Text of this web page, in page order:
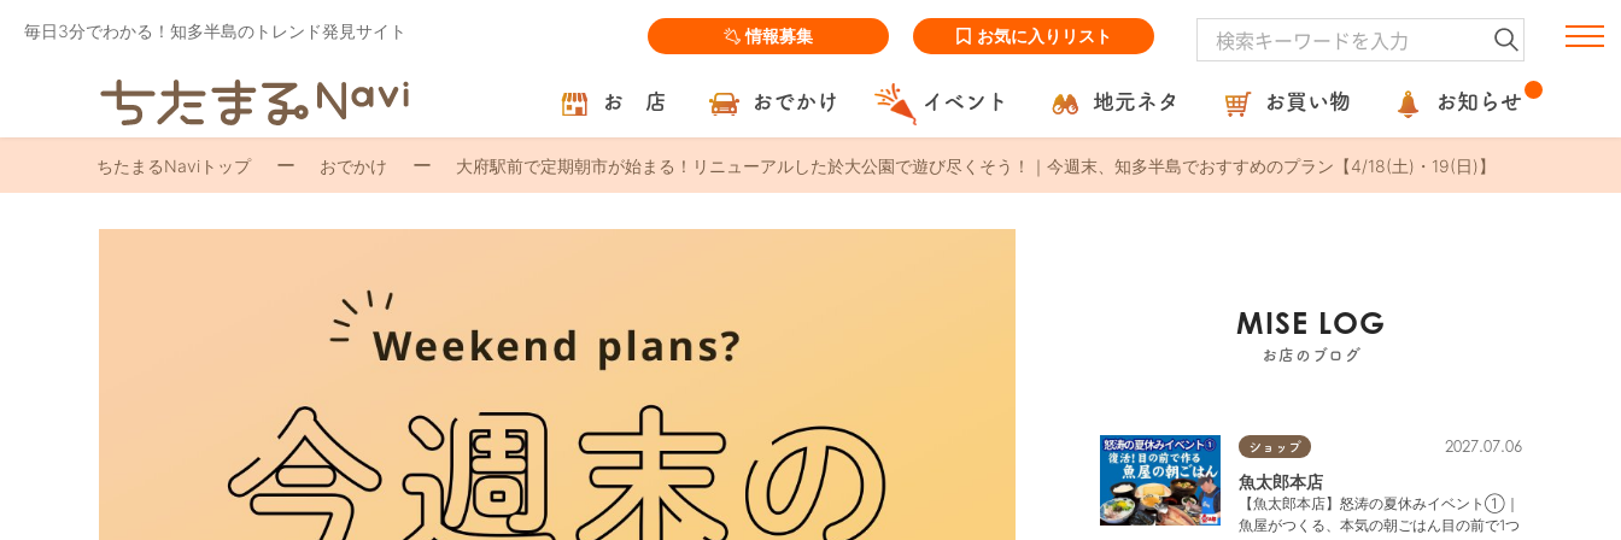
毎日3分でわかる！知多半島のトレンド発見サイト 情報募集 お気に入りリスト
お 店 おでかけ イベント 地元ネタ お買い物 お知らせ
ちたまるNaviトップ おでかけ 大府駅前で定期朝市が始まる！リニューアルした於大公園で遊び尽くそう！｜今週末、知多半島でおすすめのプラン【4/18(土)・19(日)】
MISE LOG
お店のブログ
ショップ 2027.07.06
魚太郎本店
【魚太郎本店】怒涛の夏休みイベント①｜
魚屋がつくる、本気の朝ごはん目の前で1つ